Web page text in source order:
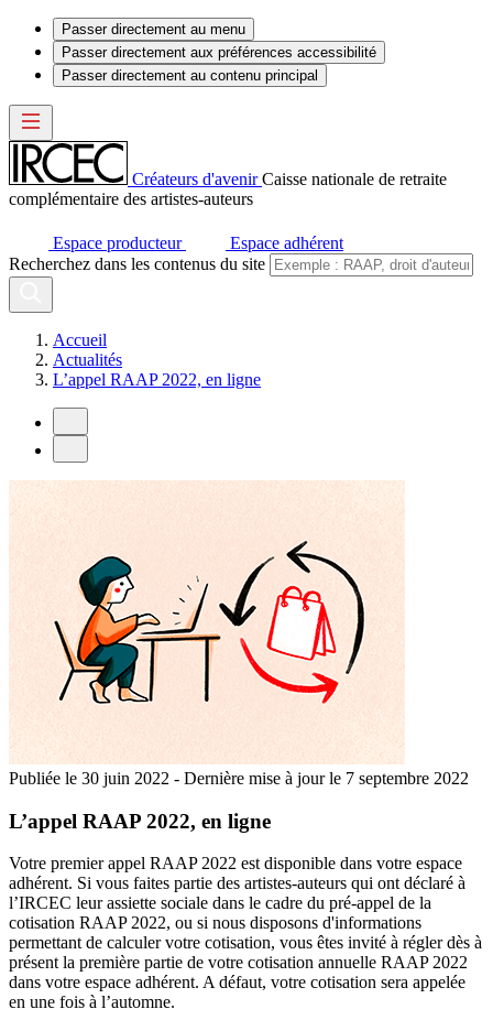
Passer directement au menu
Passer directement aux préférences accessibilité
Passer directement au contenu principal
Créateurs d'avenir Caisse nationale de retraite
complémentaire des artistes-auteurs
Espace producteur
Espace adhérent
Recherchez dans les contenus du site
Accueil
Actualités
L’appel RAAP 2022, en ligne
Publiée le 30 juin 2022 - Dernière mise à jour le 7 septembre 2022
L’appel RAAP 2022, en ligne
Votre premier appel RAAP 2022 est disponible dans votre espace
adhérent. Si vous faites partie des artistes-auteurs qui ont déclaré à
l’IRCEC leur assiette sociale dans le cadre du pré-appel de la
cotisation RAAP 2022, ou si nous disposons d'informations
permettant de calculer votre cotisation, vous êtes invité à régler dès à
présent la première partie de votre cotisation annuelle RAAP 2022
dans votre espace adhérent. A défaut, votre cotisation sera appelée
en une fois à l’automne.